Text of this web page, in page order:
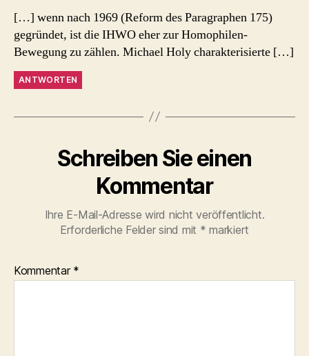
[…] wenn nach 1969 (Reform des Paragraphen 175)
gegründet, ist die IHWO eher zur Homophilen-
Bewegung zu zählen. Michael Holy charakterisierte […]
ANTWORTEN
Schreiben Sie einen
Kommentar
Ihre E-Mail-Adresse wird nicht veröffentlicht.
Erforderliche Felder sind mit * markiert
Kommentar *